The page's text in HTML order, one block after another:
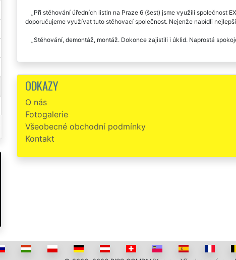
Při stěhování úředních listin na Praze 6 (šest) jsme využili společnost
doporučujeme využívat tuto stěhovací společnost. Nejenže nabídli
Stěhování, demontáž, montáž. Dokonce zajistili i úklid. Naprostá
ODKAZY
O nás
Fotogalerie
Všeobecné obchodní podmínky
Kontakt